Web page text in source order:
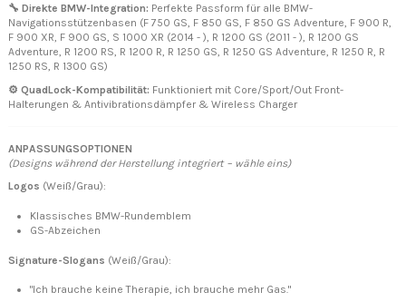
🔧 Direkte BMW-Integration: Perfekte Passform für alle BMW-
Navigationsstützenbasen (F 750 GS, F 850 GS, F 850 GS Adventure, F 900 R,
F 900 XR, F 900 GS, S 1000 XR (2014 - ), R 1200 GS (2011 - ), R 1200 GS
Adventure, R 1200 RS, R 1200 R, R 1250 GS, R 1250 GS Adventure, R 1250 R, R
1250 RS, R 1300 GS)
⚙️ QuadLock-Kompatibilität: Funktioniert mit Core/Sport/Out Front-
Halterungen & Antivibrationsdämpfer & Wireless Charger
ANPASSUNGSOPTIONEN
(Designs während der Herstellung integriert – wähle eins)
Logos (Weiß/Grau):
Klassisches BMW-Rundemblem
GS-Abzeichen
Signature-Slogans (Weiß/Grau):
"Ich brauche keine Therapie, ich brauche mehr Gas."